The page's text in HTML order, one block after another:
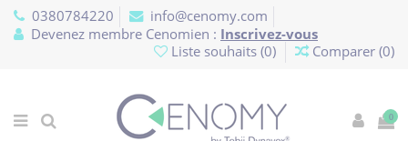
0380784220
info@cenomy.com
Devenez membre Cenomien : Inscrivez-vous
Liste souhaits (0) Comparer (0)
0
Panneau de gestion des cookies